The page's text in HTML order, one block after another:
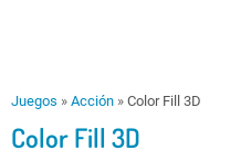
Juegos » Acción » Color Fill 3D
Color Fill 3D